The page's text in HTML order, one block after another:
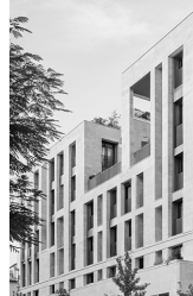
représentons
différends
artisans,
malfaçons ou
expérience du
l’expertise
pour sécuriser
Notrecabinet